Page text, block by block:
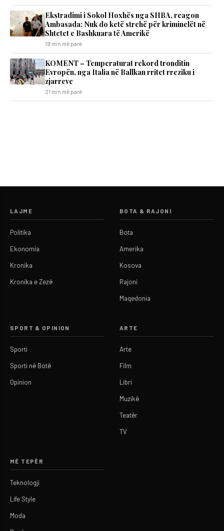
Ekstradimi i Sokol Hoxhës nga SHBA, reagon
Ambasada: Nuk do ketë strehë për kriminelët në
Shtetet e Bashkuara të Amerikë
19 min më parë
KOMENT – Temperaturat rekord tronditin
Evropën, nga Italia në Ballkan rritet rreziku i
zjarreve
21 min më parë
LAJME
Politika
Ekonomia
Kronika
Kronika e Zezë
BOTA & RAJONI
Bota
Amerika
Kosova
Rajoni
Maqedonia
SPORT & OPINION
Sporti
Sporti në Botë
Opinion
ARTE
Arte
Film
Libri
Muzikë
Teatër
TV
MË TEPËR
Teknologji
Life Style
Moda